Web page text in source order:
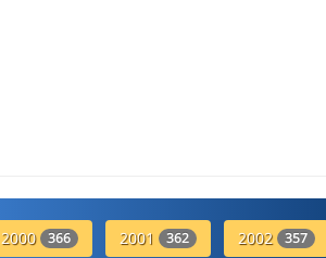
2000 366 2001 362 2002 357